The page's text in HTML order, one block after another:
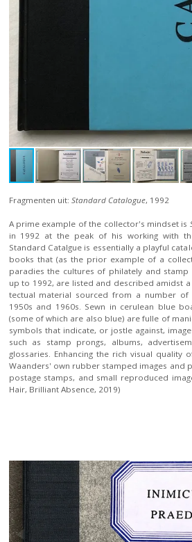
Fragmenten uit: Standard Catalogue, 1992
A prime example of the collector's mindset is
in 1992 at the peak of his working with
Standard Catalgue is essentially a playful
books that (as the prior example of a
paradies the cultures of philately and stamp
up to 1992, are listed and described amidst
tectual material sourced from a number of
1950s and 1960s. Sewn in cerulean blue
(some of which are also blue) are fulle of
symbols that indicate, or jostle against,
such as stamp prongs, albums,
glossaries. Enhancing the rich visual quality
Waanders' own rubber stamped images and
postage stamps, and small reproduced
Hair, Brilliant Absence, 2019)